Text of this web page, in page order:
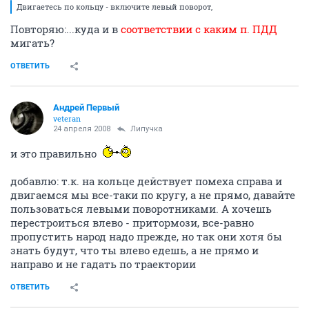
Двигаетесь по кольцу - включите левый поворот,
Повторяю:...куда и в соответствии с каким п. ПДД
мигать?
ОТВЕТИТЬ
Андрей Первый
veteran
24 апреля 2008 Липучка
и это правильно
добавлю: т.к. на кольце действует помеха справа и
двигаемся мы все-таки по кругу, а не прямо, давайте
пользоваться левыми поворотниками. А хочешь
перестроиться влево - притормози, все-равно
пропустить народ надо прежде, но так они хотя бы
знать будут, что ты влево едешь, а не прямо и
направо и не гадать по траектории
ОТВЕТИТЬ